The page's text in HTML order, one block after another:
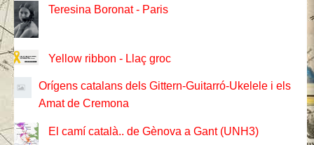
Teresina Boronat - Paris
Yellow ribbon - Llaç groc
Orígens catalans dels Gittern-Guitarró-Ukelele i els
Amat de Cremona
El camí català.. de Gènova a Gant (UNH3)